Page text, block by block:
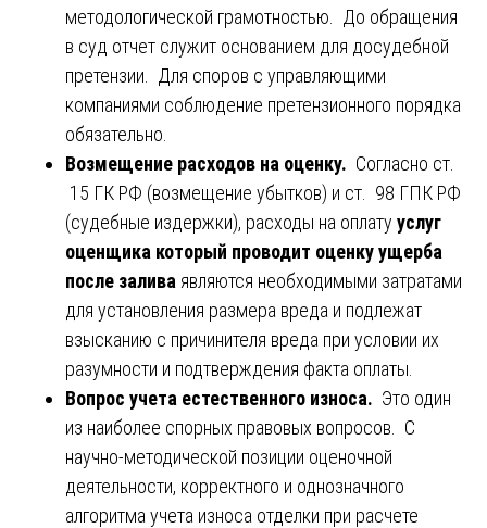
методологической грамотностью. До обращения
в суд отчет служит основанием для досудебной
претензии. Для споров с управляющими
компаниями соблюдение претензионного порядка
обязательно.
Возмещение расходов на оценку. Согласно ст.
15 ГК РФ (возмещение убытков) и ст. 98 ГПК РФ
(судебные издержки), расходы на оплату услуг
оценщика который проводит оценку ущерба
после залива являются необходимыми затратами
для установления размера вреда и подлежат
взысканию с причинителя вреда при условии их
разумности и подтверждения факта оплаты.
Вопрос учета естественного износа. Это один
из наиболее спорных правовых вопросов. С
научно-методической позиции оценочной
деятельности, корректного и однозначного
алгоритма учета износа отделки при расчете